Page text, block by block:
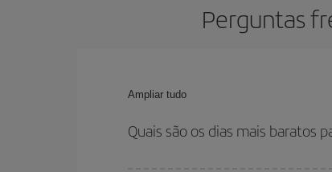
Perguntas
Ampliar tudo
Quais são os dias mais baratos